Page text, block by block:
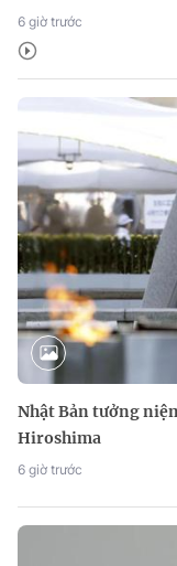
6 giờ trước
Nhật Bản tưởng
Hiroshima
6 giờ trước